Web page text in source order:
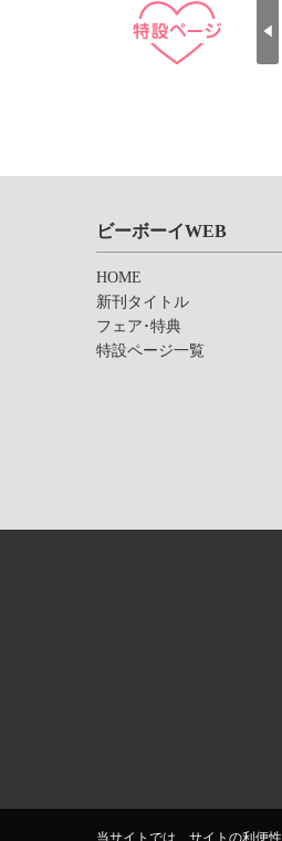
当サイトでは、サイトの利便
ビーボーイWEB
HOME
新刊タイトル
フェア･特典
特設ページ一覧